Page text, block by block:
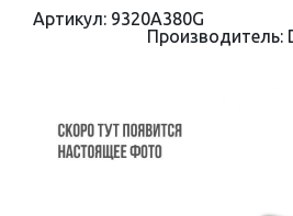
Артикул: 9320A380G
Производитель: